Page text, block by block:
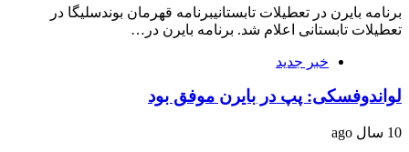
برنامه بایرن در تعطیلات تابستانیبرنامه قهرمان بوندسلیگا در
تعطیلات تابستانی اعلام شد. برنامه بایرن در…
خبر جدید
لواندوفسکی: پپ در بایرن موفق بود
10 سال ago